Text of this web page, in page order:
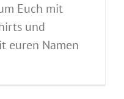
Euch mit
und
euren Namen